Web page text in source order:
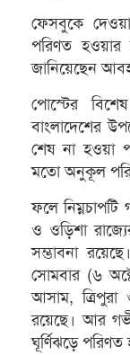
ফেসবুকে
পরিণত হওয়ার
জানিয়েছেন
পোস্টের
বাংলাদেশের
শেষ না হওয়া
মতো অনুকূল
ফলে নিম্নচাপটি
ও ওড়িশা
সম্ভাবনা
সোমবার (৬
আসাম, ত্রিপুরা
রয়েছে। আর
ঘূর্ণিঝড়ে